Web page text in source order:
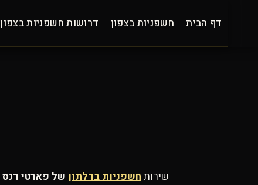
דף הבית חשפניות בצפון דרושות חשפניות בצפון
שירותחשפניות בדלתון של פארטי דנס